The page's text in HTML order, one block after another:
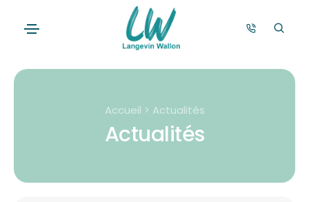
Accueil > Actualités
Actualités